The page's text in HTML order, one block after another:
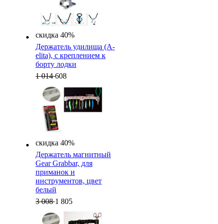
скидка 40%
Держатель удилища (A-
elita), с креплением к
борту лодки
1 014608
скидка 40%
Держатель магнитный
Gear Grabbar, для
приманок и
инструментов, цвет
белый
3 0081 805